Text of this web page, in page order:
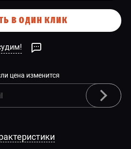
В ОДИН КЛИК
цена изменится